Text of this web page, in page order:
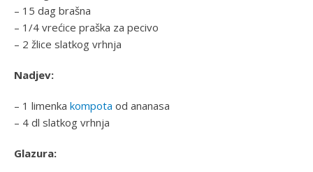
– 15 dag brašna
– 1/4 vrećice praška za pecivo
– 2 žlice slatkog vrhnja
Nadjev:
– 1 limenka kompota od ananasa
– 4 dl slatkog vrhnja
Glazura: